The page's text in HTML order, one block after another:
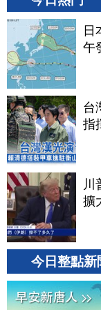
日
午
台
指
川
擴
今日整點新